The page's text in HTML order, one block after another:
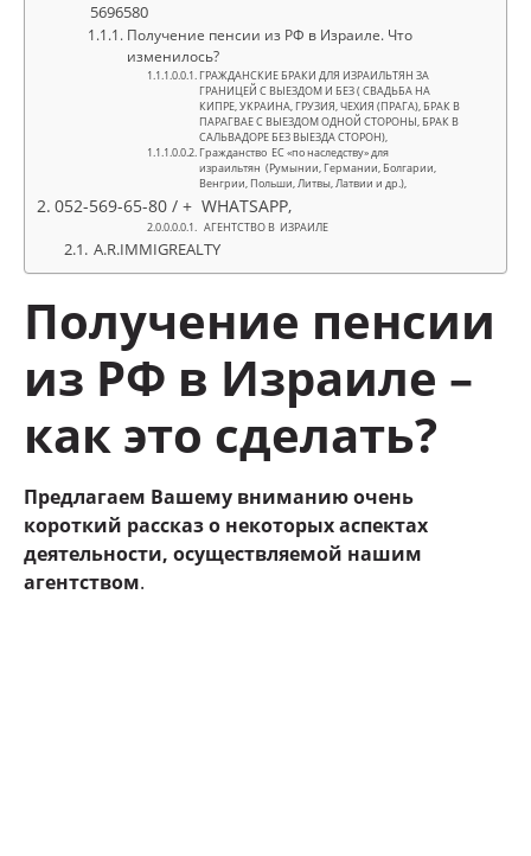
5696580
Получение пенсии из РФ в Израиле. Что
изменилось?
ГРАЖДАНСКИЕ БРАКИ ДЛЯ ИЗРАИЛЬТЯН ЗА
ГРАНИЦЕЙ С ВЫЕЗДОМ И БЕЗ ( СВАДЬБА НА
КИПРЕ, УКРАИНА, ГРУЗИЯ, ЧЕХИЯ (ПРАГА), БРАК В
ПАРАГВАЕ С ВЫЕЗДОМ ОДНОЙ СТОРОНЫ, БРАК В
САЛЬВАДОРЕ БЕЗ ВЫЕЗДА СТОРОН),
Гражданство ЕC «по наследству» для
израильтян (Румынии, Германии, Болгарии,
Венгрии, Польши, Литвы, Латвии и др.),
052-569-65-80 / + WHATSAPP,
АГЕНТСТВО В ИЗРАИЛЕ
A.R.IMMIGREALTY
Получение пенсии
из РФ в Израиле –
как это сделать?
Предлагаем Вашему вниманию очень
короткий рассказ о некоторых аспектах
деятельности, осуществляемой нашим
агентством.